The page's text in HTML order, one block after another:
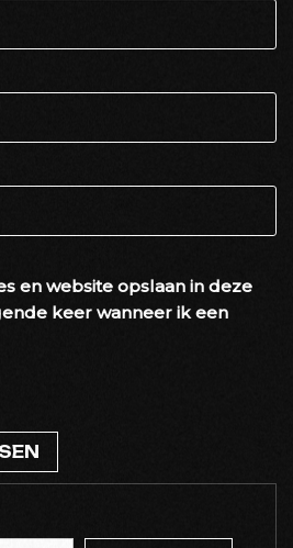
en website opslaan in deze
keer wanneer ik een